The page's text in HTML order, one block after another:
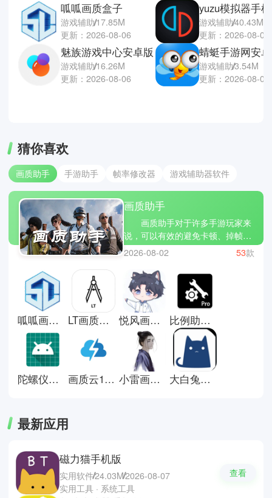
呱呱画质盒子
游戏辅助17.85M
更新：2026-08-06
魅族游戏中心安卓版
游戏辅助16.26M
更新：2026-08-06
yuzu模拟器手
游戏辅助40.43M
更新：2026-08-06
游戏辅助3.54M
更新：2026-08-06
猜你喜欢
画质助手 手游助手 帧率修改器 游戏辅助器软件
画质助手
画质助手对于许多手游玩家来
说，可以有效的避免卡顿、掉帧、
画面模糊等状况而直接影响操作体
验，让你们可以在游戏中尽情发挥
出你们的实力。实用的画质助手不
仅能够优化游戏分辨率与帧率，还
能减少发热、提升流畅度，让低配
设备也拥有更舒适的游戏体验。今
天小编为你们整理并推荐几款真正
稳定安全且功能全面的画质助手，
如画质怪兽、GFX工具箱、殇痕画
质助手等等，多功能的辅助让游戏
变成一种享受的乐趣。
2026-08-02 53款
呱呱画质盒子 LT画质助手120帧 悦风画质助手 比例助手超广角120帧
陀螺仪超频助手手机版 画质云120帧安卓版 小雷画质助手安卓版 大白兔画质助手官方正版
最新应用
磁力猫手机版
实用软件24.03M2026-08-07
实用工具 · 系统工具
查看